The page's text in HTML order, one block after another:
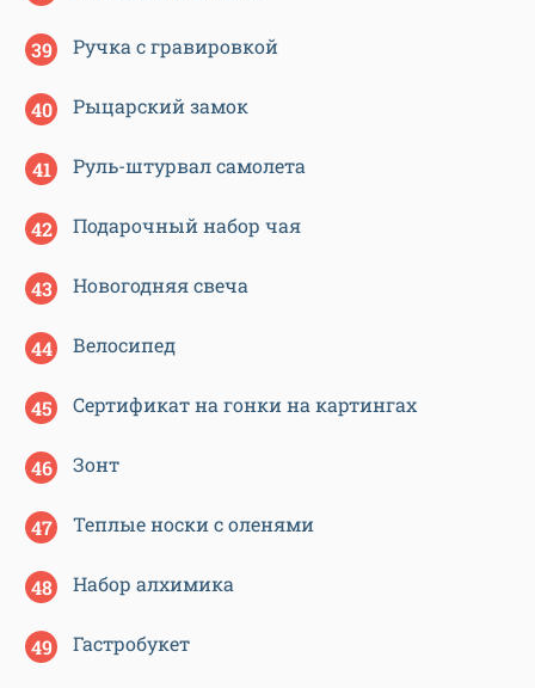
Ручка с гравировкой
Рыцарский замок
Руль-штурвал самолета
Подарочный набор чая
Новогодняя свеча
Велосипед
Сертификат на гонки на картингах
Зонт
Теплые носки с оленями
Набор алхимика
Гастробукет